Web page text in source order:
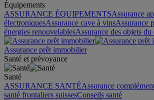
Équipements
ASSURANCE ÉQUIPEMENTSAssurance
électroniquesAssurance cave à vinsAssurance
énergies renouvelablesAssurance des objets
Assurance prêt immobilier
Santé et prévoyance
Santé
ASSURANCE SANTÉAssurance
santé frontaliers suissesConseils santé